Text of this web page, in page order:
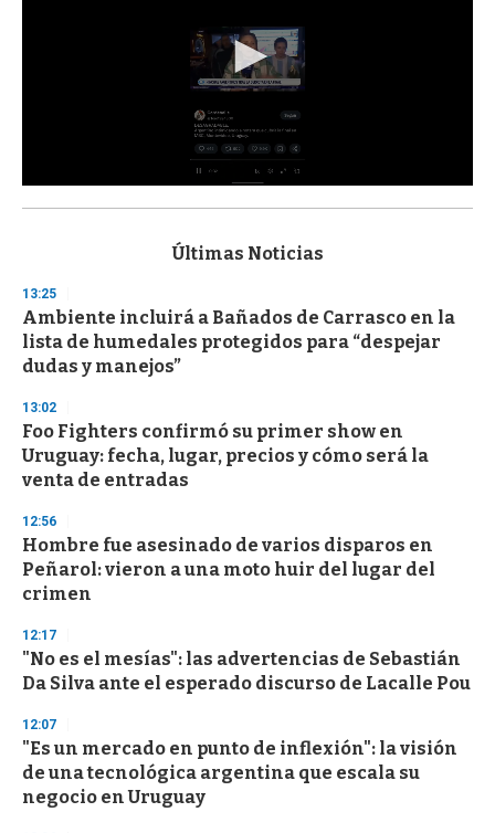
s
d
s
o
f
3
s
e
c
o
n
Últimas Noticias
13:25
Ambiente incluirá a Bañados de Carrasco en la
lista de humedales protegidos para “despejar
dudas y manejos”
13:02
Foo Fighters confirmó su primer show en
Uruguay: fecha, lugar, precios y cómo será la
venta de entradas
12:56
Hombre fue asesinado de varios disparos en
Peñarol: vieron a una moto huir del lugar del
crimen
12:17
"No es el mesías": las advertencias de Sebastián
Da Silva ante el esperado discurso de Lacalle Pou
12:07
"Es un mercado en punto de inflexión": la visión
de una tecnológica argentina que escala su
negocio en Uruguay